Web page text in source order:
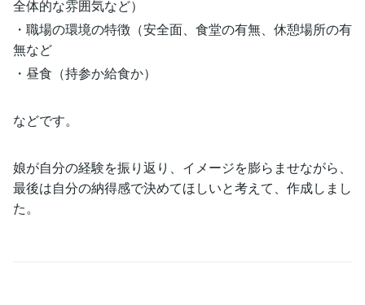
全体的な雰囲気など）
・職場の環境の特徴（安全面、食堂の有無、休憩場所の有
無など
・昼食（持参か給食か）
などです。
娘が自分の経験を振り返り、イメージを膨らませながら、
最後は自分の納得感で決めてほしいと考えて、作成しまし
た。